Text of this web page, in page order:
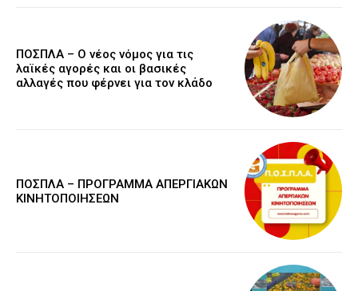
ΠΟΣΠΛΑ – Ο νέος νόμος για τις
λαϊκές αγορές και οι βασικές
αλλαγές που φέρνει για τον κλάδο
ΠΟΣΠΛΑ – ΠΡΟΓΡΑΜΜΑ ΑΠΕΡΓΙΑΚΩΝ
ΚΙΝΗΤΟΠΟΙΗΣΕΩΝ